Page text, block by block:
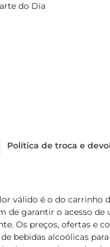
do Dia
Política de troca e
válido é o do
de garantir o acesso
Os preços, ofertas e
bebidas alcoólicas